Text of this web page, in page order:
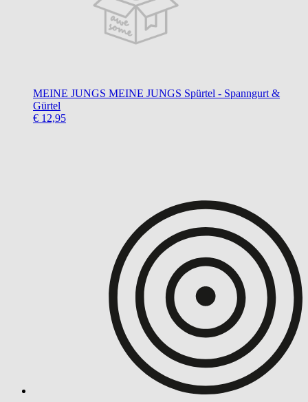
MEINE JUNGS MEINE JUNGS Spürtel - Spanngurt &
Gürtel
€ 12,95